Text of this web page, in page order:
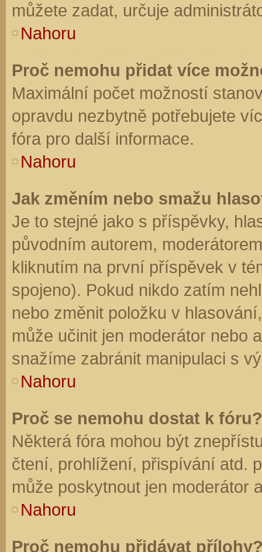
můžete zadat, určuje
Nahoru
Proč nemohu přidat více
Maximální počet možností
opravdu nezbytně potřebujete
fóra pro další informace.
Nahoru
Jak změním nebo smažu
Je to stejné jako s příspěvky,
původním autorem,
kliknutím na první příspěvek v
spojeno). Pokud nikdo zatím
nebo změnit položku v
může učinit jen moderátor nebo
snažíme zabránit manipulaci s
Nahoru
Proč se nemohu dostat k fóru?
Některá fóra mohou být
čtení, prohlížení, přispívání atd.
může poskytnout jen moderátor
Nahoru
Proč nemohu přidávat